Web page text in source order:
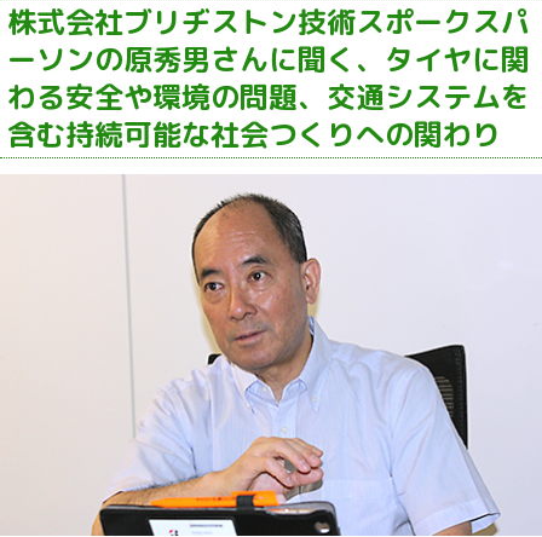
株式会社ブリヂストン技術スポークスパ
ーソンの原秀男さんに聞く、タイヤに関
わる安全や環境の問題、交通システムを
含む持続可能な社会つくりへの関わり